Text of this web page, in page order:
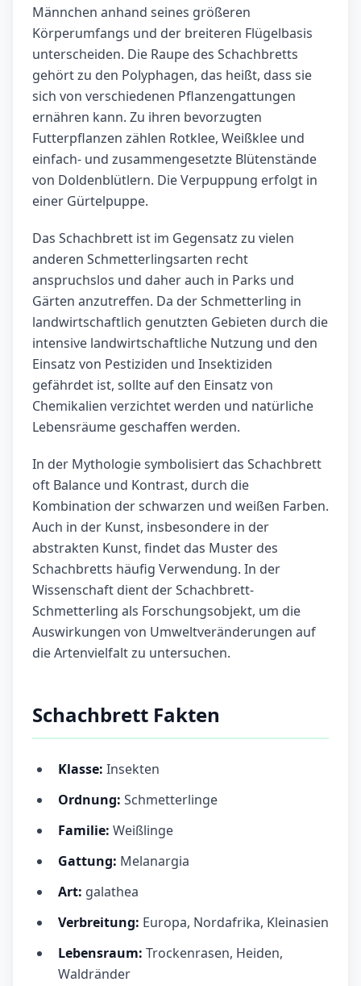
Männchen anhand seines größeren
Körperumfangs und der breiteren Flügelbasis
unterscheiden. Die Raupe des Schachbretts
gehört zu den Polyphagen, das heißt, dass sie
sich von verschiedenen Pflanzengattungen
ernähren kann. Zu ihren bevorzugten
Futterpflanzen zählen Rotklee, Weißklee und
einfach- und zusammengesetzte Blütenstände
von Doldenblütlern. Die Verpuppung erfolgt in
einer Gürtelpuppe.
Das Schachbrett ist im Gegensatz zu vielen
anderen Schmetterlingsarten recht
anspruchslos und daher auch in Parks und
Gärten anzutreffen. Da der Schmetterling in
landwirtschaftlich genutzten Gebieten durch die
intensive landwirtschaftliche Nutzung und den
Einsatz von Pestiziden und Insektiziden
gefährdet ist, sollte auf den Einsatz von
Chemikalien verzichtet werden und natürliche
Lebensräume geschaffen werden.
In der Mythologie symbolisiert das Schachbrett
oft Balance und Kontrast, durch die
Kombination der schwarzen und weißen Farben.
Auch in der Kunst, insbesondere in der
abstrakten Kunst, findet das Muster des
Schachbretts häufig Verwendung. In der
Wissenschaft dient der Schachbrett-
Schmetterling als Forschungsobjekt, um die
Auswirkungen von Umweltveränderungen auf
die Artenvielfalt zu untersuchen.
Schachbrett Fakten
Klasse: Insekten
Ordnung: Schmetterlinge
Familie: Weißlinge
Gattung: Melanargia
Art: galathea
Verbreitung: Europa, Nordafrika, Kleinasien
Lebensraum: Trockenrasen, Heiden,
Waldränder